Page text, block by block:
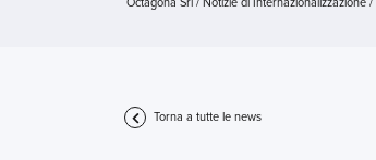
Octagona Srl / Notizie di Internazionalizzazione /
Torna a tutte le news